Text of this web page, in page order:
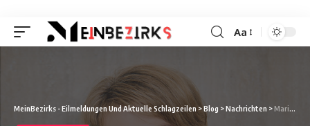
Font
Aa
MeinBezirks - Eilmeldungen Und Aktuelle Schlagzeilen >Blog >Nachrichten >Marietta Slomka Brustkrebs: Eine Quelle der Inspiration